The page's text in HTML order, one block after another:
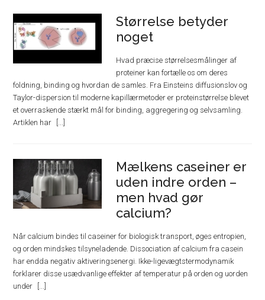
Størrelse betyder
noget
Hvad præcise størrelsesmålinger af
proteiner kan fortælle os om deres
foldning, binding og hvordan de samles. Fra Einsteins diffusionslov og
Taylor-dispersion til moderne kapillærmetoder er proteinstørrelse blevet
et overraskende stærkt mål for binding, aggregering og selvsamling.
Artiklen har
Mælkens caseiner er
uden indre orden –
men hvad gør
calcium?
Når calcium bindes til caseiner for biologisk transport, øges entropien,
og orden mindskes tilsyneladende. Dissociation af calcium fra casein
har endda negativ aktiveringsenergi. Ikke-ligevægtstermodynamik
forklarer disse usædvanlige effekter af temperatur på orden og uorden
under